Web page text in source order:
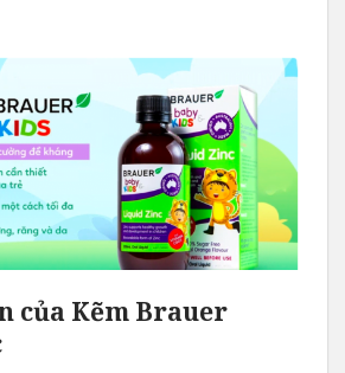
của Kẽm Brauer